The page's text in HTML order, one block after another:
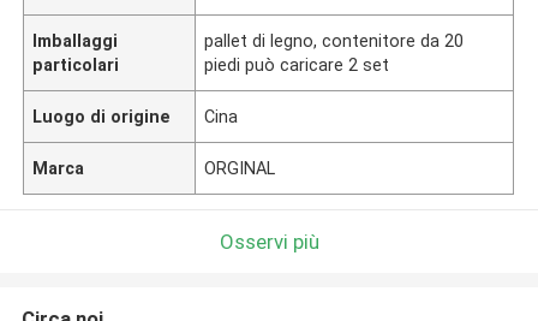
Imballaggi
particolari
pallet di legno, contenitore da 20
piedi può caricare 2 set
Luogo di origine Cina
Marca ORGINAL
Osservi più